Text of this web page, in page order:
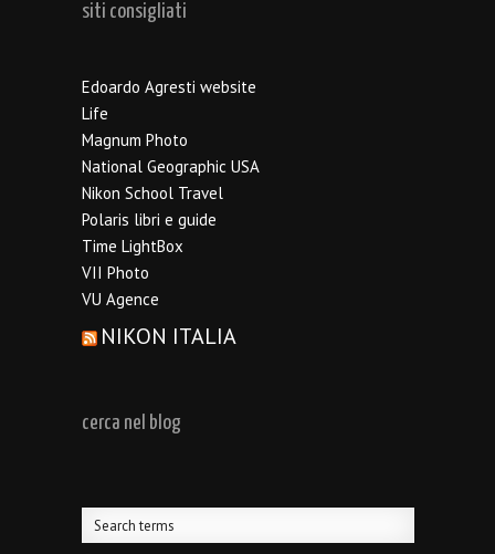
siti consigliati
Edoardo Agresti website
Life
Magnum Photo
National Geographic USA
Nikon School Travel
Polaris libri e guide
Time LightBox
VII Photo
VU Agence
NIKON ITALIA
cerca nel blog